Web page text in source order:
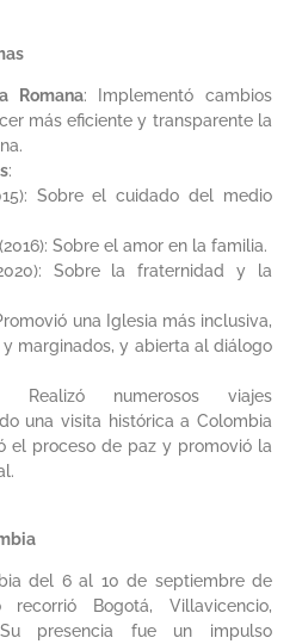
Romana: Implementó cambios
más eficiente y transparente la
:
Sobre el cuidado del medio
(2016): Sobre el amor en la familia.
Sobre la fraternidad y la
una Iglesia más inclusiva,
marginados, y abierta al diálogo
Realizó numerosos viajes
una visita histórica a Colombia
el proceso de paz y promovió la
del 6 al 10 de septiembre de
Bogotá, Villavicencio,
presencia fue un impulso